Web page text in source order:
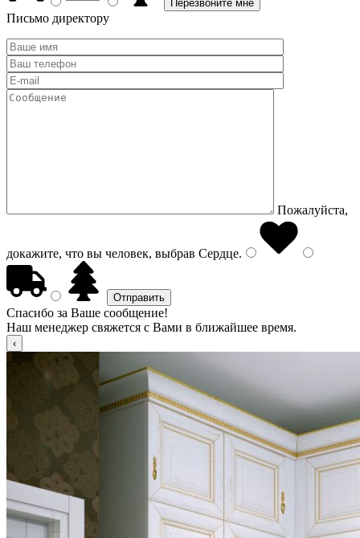
Письмо директору
Пожалуйста,
докажите, что вы человек, выбрав Сердце.
Спасибо за Ваше сообщение!
Наш менеджер свяжется с Вами в ближайшее время.